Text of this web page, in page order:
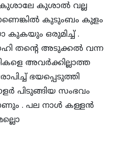
കുശാല്‍ വല്ല
കുടുംബം കുളം
ഒരുമിച്ച്‌ .
തന്റെ അടുക്കല്‍ വന്ന
അവര്‍ക്കില്ലാത്ത
ഭയപ്പെടുത്തി
പിടുങ്ങിയ സംഭവം
. പല നാള്‍ കള്ളന്‍